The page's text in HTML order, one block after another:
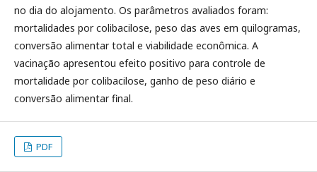
no dia do alojamento. Os parâmetros avaliados foram:
mortalidades por colibacilose, peso das aves em quilogramas,
conversão alimentar total e viabilidade econômica. A
vacinação apresentou efeito positivo para controle de
mortalidade por colibacilose, ganho de peso diário e
conversão alimentar final.
PDF